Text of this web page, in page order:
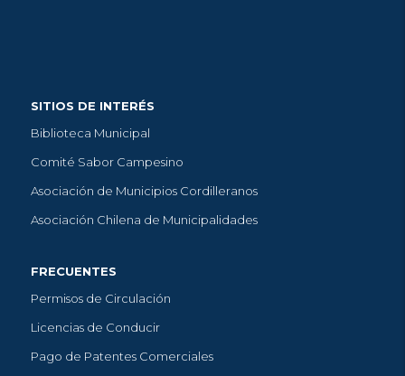
SITIOS DE INTERÉS
Biblioteca Municipal
Comité Sabor Campesino
Asociación de Municipios Cordilleranos
Asociación Chilena de Municipalidades
FRECUENTES
Permisos de Circulación
Licencias de Conducir
Pago de Patentes Comerciales